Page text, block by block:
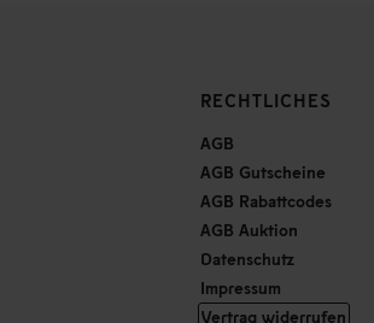
RECHTLICHES
AGB
AGB Gutscheine
AGB Rabattcodes
AGB Auktion
Datenschutz
Impressum
Vertrag widerrufen